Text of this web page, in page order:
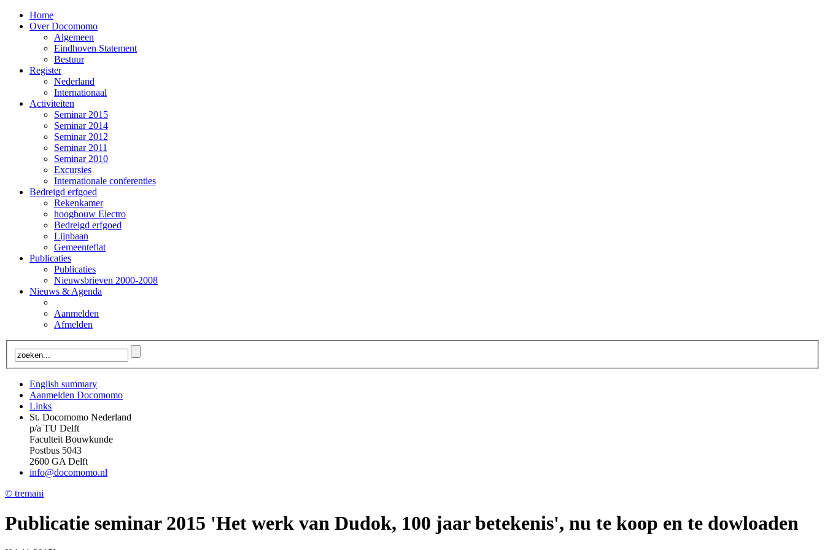
Home
Over Docomomo
Algemeen
Eindhoven Statement
Bestuur
Register
Nederland
Internationaal
Activiteiten
Seminar 2015
Seminar 2014
Seminar 2012
Seminar 2011
Seminar 2010
Excursies
Internationale conferenties
Bedreigd erfgoed
Rekenkamer
hoogbouw Electro
Bedreigd erfgoed
Lijnbaan
Gemeenteflat
Publicaties
Publicaties
Nieuwsbrieven 2000-2008
Nieuws & Agenda
Aanmelden
Afmelden
English summary
Aanmelden Docomomo
Links
St. Docomomo Nederland
p/a TU Delft
Faculteit Bouwkunde
Postbus 5043
2600 GA Delft
info@docomomo.nl
© tremani
Publicatie seminar 2015 'Het werk van Dudok, 100 jaar betekenis', nu te koop en te dowloaden